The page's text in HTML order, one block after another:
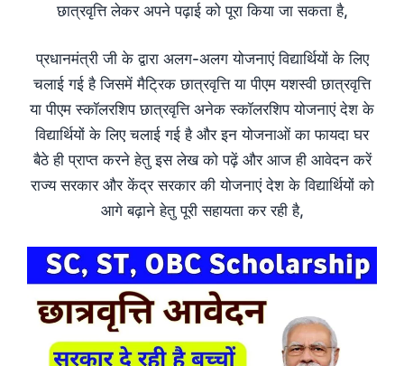
छात्रवृत्ति लेकर अपने पढ़ाई को पूरा किया जा सकता है,
प्रधानमंत्री जी के द्वारा अलग-अलग योजनाएं विद्यार्थियों के लिए
चलाई गई है जिसमें मैट्रिक छात्रवृत्ति या पीएम यशस्वी छात्रवृत्ति
या पीएम स्कॉलरशिप छात्रवृत्ति अनेक स्कॉलरशिप योजनाएं देश के
विद्यार्थियों के लिए चलाई गई है और इन योजनाओं का फायदा घर
बैठे ही प्राप्त करने हेतु इस लेख को पढ़ें और आज ही आवेदन करें
राज्य सरकार और केंद्र सरकार की योजनाएं देश के विद्यार्थियों को
आगे बढ़ाने हेतु पूरी सहायता कर रही है,